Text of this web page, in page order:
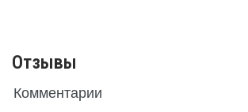
Отзывы
Комментарии